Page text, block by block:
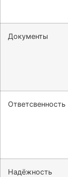
Документы
Ответсвенность
Надёжность